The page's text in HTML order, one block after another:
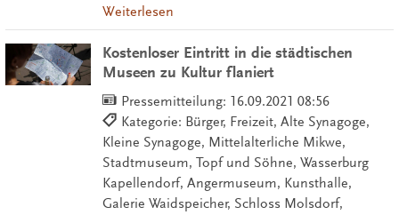
Weiterlesen
Kostenloser Eintritt in die städtischen
Museen zu Kultur flaniert
Pressemitteilung: 16.09.2021 08:56
Kategorie: Bürger, Freizeit, Alte Synagoge,
Kleine Synagoge, Mittelalterliche Mikwe,
Stadtmuseum, Topf und Söhne, Wasserburg
Kapellendorf, Angermuseum, Kunsthalle,
Galerie Waidspeicher, Schloss Molsdorf,